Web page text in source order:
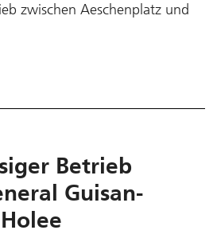
zwischen Aeschenplatz und
Betrieb
Guisan-